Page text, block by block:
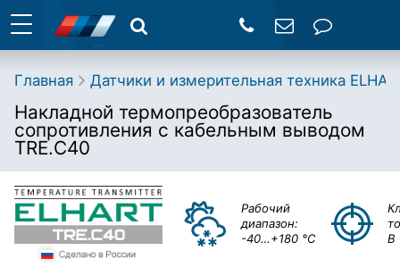
Главная Датчики и измерительная техника
Накладной термопреобразователь
сопротивления с кабельным выводом
TRE.C40
Рабочий
диапазон:
-40…+180 °C
B